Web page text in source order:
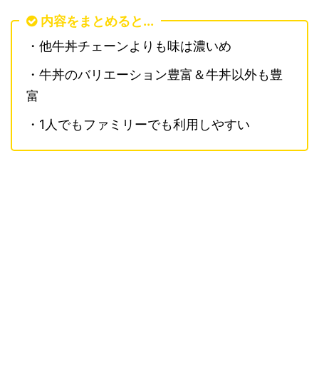
内容をまとめると...
・他牛丼チェーンよりも味は濃いめ
・牛丼のバリエーション豊富＆牛丼以外も豊
富
・1人でもファミリーでも利用しやすい